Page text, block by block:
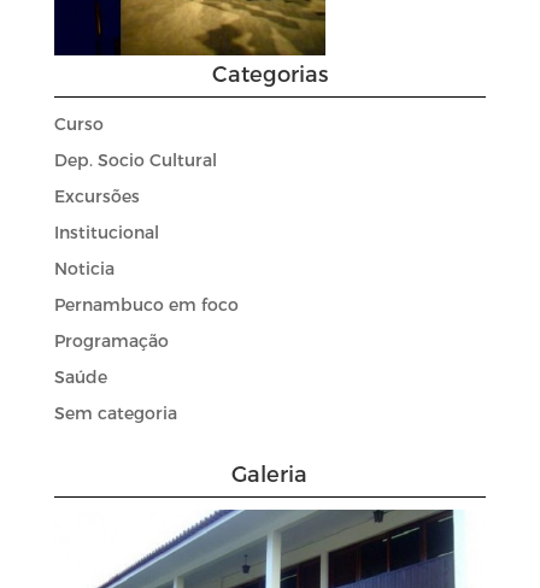
Categorias
Curso
Dep. Socio Cultural
Excursões
Institucional
Noticia
Pernambuco em foco
Programação
Saúde
Sem categoria
Galeria